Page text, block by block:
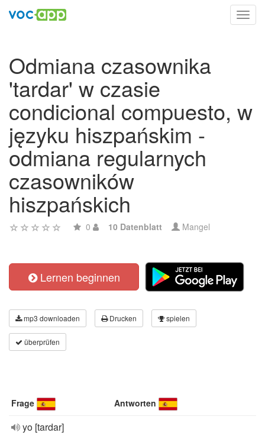
Odmiana czasownika
'tardar' w czasie
condicional compuesto, w
języku hiszpańskim -
odmiana regularnych
czasowników
hiszpańskich
0 10 Datenblatt Mangel
Lernen beginnen
mp3 downloaden Drucken spielen
überprüfen
Frage Antworten
yo [tardar]